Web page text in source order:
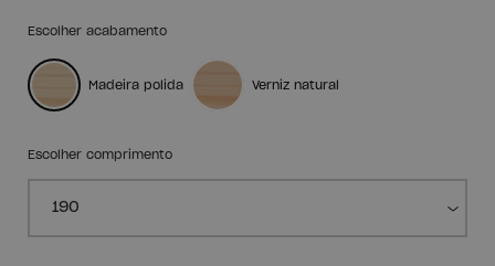
Escolher acabamento
Madeira polida Verniz natural
Escolher comprimento